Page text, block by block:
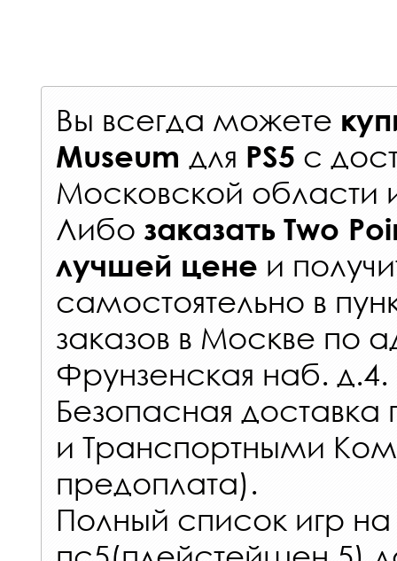
Вы всегда можете
Museum для PS5 с
Московской области
Либо заказать Two
лучшей цене и
самостоятельно в
заказов в Москве по
Фрунзенская наб. д.4.
Безопасная
и Транспортными
предоплата).
Полный список игр на